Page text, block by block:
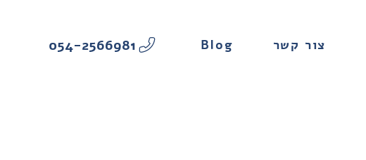
054-2566981 צור קשר Blog